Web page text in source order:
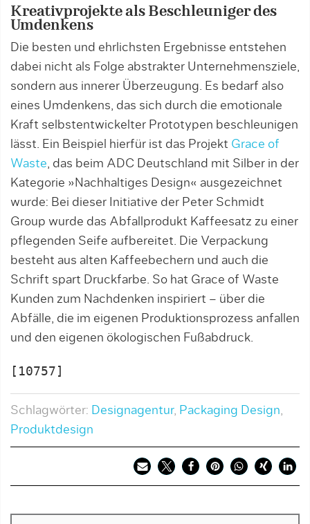
Kreativprojekte als Beschleuniger des
Umdenkens
Die besten und ehrlichsten Ergebnisse entstehen
dabei nicht als Folge abstrakter Unternehmensziele,
sondern aus innerer Überzeugung. Es bedarf also
eines Umdenkens, das sich durch die emotionale
Kraft selbstentwickelter Prototypen beschleunigen
lässt. Ein Beispiel hierfür ist das Projekt Grace of
Waste, das beim ADC Deutschland mit Silber in der
Kategorie »Nachhaltiges Design« ausgezeichnet
wurde: Bei dieser Initiative der Peter Schmidt
Group wurde das Abfallprodukt Kaffeesatz zu einer
pflegenden Seife aufbereitet. Die Verpackung
besteht aus alten Kaffeebechern und auch die
Schrift spart Druckfarbe. So hat Grace of Waste
Kunden zum Nachdenken inspiriert – über die
Abfälle, die im eigenen Produktionsprozess anfallen
und den eigenen ökologischen Fußabdruck.
[10757]
Schlagwörter: Designagentur, Packaging Design,
Produktdesign